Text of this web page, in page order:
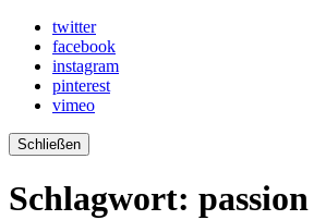
twitter
facebook
instagram
pinterest
vimeo
Schließen
Schlagwort: passion